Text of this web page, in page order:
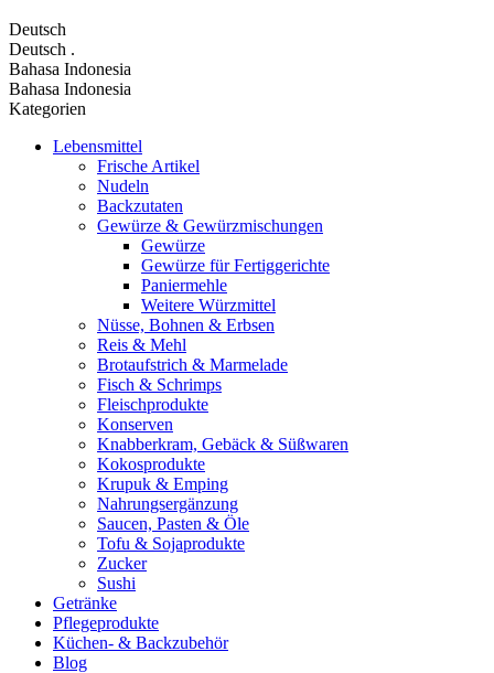
Deutsch
Deutsch .
Bahasa Indonesia
Bahasa Indonesia
Kategorien
Lebensmittel
Frische Artikel
Nudeln
Backzutaten
Gewürze & Gewürzmischungen
Gewürze
Gewürze für Fertiggerichte
Paniermehle
Weitere Würzmittel
Nüsse, Bohnen & Erbsen
Reis & Mehl
Brotaufstrich & Marmelade
Fisch & Schrimps
Fleischprodukte
Konserven
Knabberkram, Gebäck & Süßwaren
Kokosprodukte
Krupuk & Emping
Nahrungsergänzung
Saucen, Pasten & Öle
Tofu & Sojaprodukte
Zucker
Sushi
Getränke
Pflegeprodukte
Küchen- & Backzubehör
Blog